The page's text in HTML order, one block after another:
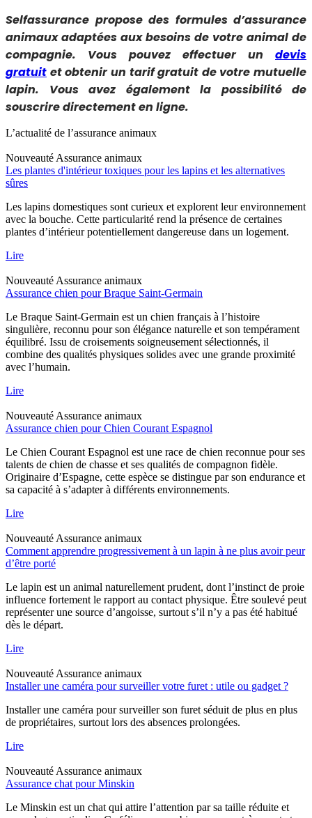
Selfassurance propose des formules d’assurance
animaux adaptées aux besoins de votre animal de
compagnie. Vous pouvez effectuer un devis
gratuit et obtenir un tarif gratuit de votre mutuelle
lapin. Vous avez également la possibilité de
souscrire directement en ligne.
L’actualité de l’assurance animaux
Nouveauté Assurance animaux
Les plantes d'intérieur toxiques pour les lapins et les alternatives
sûres
Les lapins domestiques sont curieux et explorent leur environnement
avec la bouche. Cette particularité rend la présence de certaines
plantes d’intérieur potentiellement dangereuse dans un logement.
Lire
Nouveauté Assurance animaux
Assurance chien pour Braque Saint-Germain
Le Braque Saint-Germain est un chien français à l’histoire
singulière, reconnu pour son élégance naturelle et son tempérament
équilibré. Issu de croisements soigneusement sélectionnés, il
combine des qualités physiques solides avec une grande proximité
avec l’humain.
Lire
Nouveauté Assurance animaux
Assurance chien pour Chien Courant Espagnol
Le Chien Courant Espagnol est une race de chien reconnue pour ses
talents de chien de chasse et ses qualités de compagnon fidèle.
Originaire d’Espagne, cette espèce se distingue par son endurance et
sa capacité à s’adapter à différents environnements.
Lire
Nouveauté Assurance animaux
Comment apprendre progressivement à un lapin à ne plus avoir peur
d’être porté
Le lapin est un animal naturellement prudent, dont l’instinct de proie
influence fortement le rapport au contact physique. Être soulevé peut
représenter une source d’angoisse, surtout s’il n’y a pas été habitué
dès le départ.
Lire
Nouveauté Assurance animaux
Installer une caméra pour surveiller votre furet : utile ou gadget ?
Installer une caméra pour surveiller son furet séduit de plus en plus
de propriétaires, surtout lors des absences prolongées.
Lire
Nouveauté Assurance animaux
Assurance chat pour Minskin
Le Minskin est un chat qui attire l’attention par sa taille réduite et